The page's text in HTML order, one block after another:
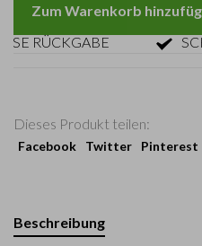
Zum Warenkorb
Dieses Produkt teilen:
Facebook Twitter Pinterest
Beschreibung